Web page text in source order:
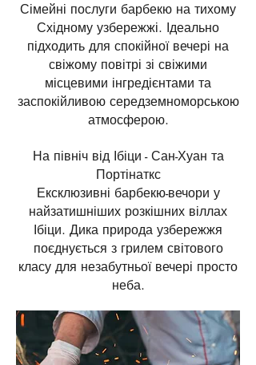
Сімейні послуги барбекю на тихому
Східному узбережжі. Ідеально
підходить для спокійної вечері на
свіжому повітрі зі свіжими
місцевими інгредієнтами та
заспокійливою середземноморською
атмосферою.
На північ від Ібіци - Сан-Хуан та
Портінаткс
Ексклюзивні барбекю-вечори у
найзатишніших розкішних віллах
Ібіци. Дика природа узбережжя
поєднується з грилем світового
класу для незабутньої вечері просто
неба.